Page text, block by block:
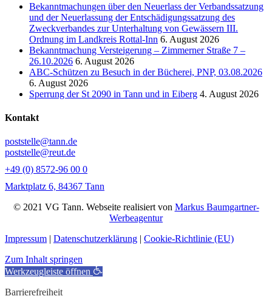
Bekanntmachungen über den Neuerlass der Verbandssatzung
und der Neuerlassung der Entschädigungssatzung des
Zweckverbandes zur Unterhaltung von Gewässern III.
Ordnung im Landkreis Rottal-Inn 6. August 2026
Bekanntmachung Versteigerung – Zimmerner Straße 7 –
26.10.2026 6. August 2026
ABC-Schützen zu Besuch in der Bücherei, PNP, 03.08.2026
6. August 2026
Sperrung der St 2090 in Tann und in Eiberg 4. August 2026
Kontakt
poststelle@tann.de
poststelle@reut.de
+49 (0) 8572-96 00 0
Marktplatz 6, 84367 Tann
© 2021 VG Tann. Webseite realisiert von Markus Baumgartner-
Werbeagentur
Impressum | Datenschutzerklärung | Cookie-Richtlinie (EU)
Zum Inhalt springen
Werkzeugleiste öffnen
Barrierefreiheit